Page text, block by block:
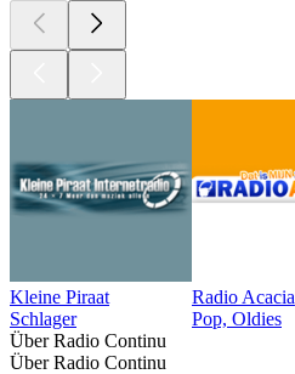
Kleine Piraat
Schlager
Radio Acacia
Pop, Oldies
Über Radio Continu
Über Radio Continu